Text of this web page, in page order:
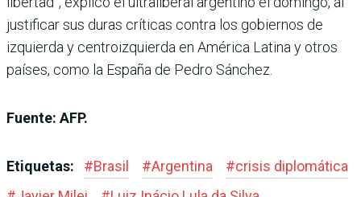
justificar sus duras críticas contra los gobiernos de
izquierda y centroizquierda en América Latina y otros
países, como la España de Pedro Sánchez.
Fuente: AFP.
Etiquetas: #Brasil #Argentina #crisis diplomática